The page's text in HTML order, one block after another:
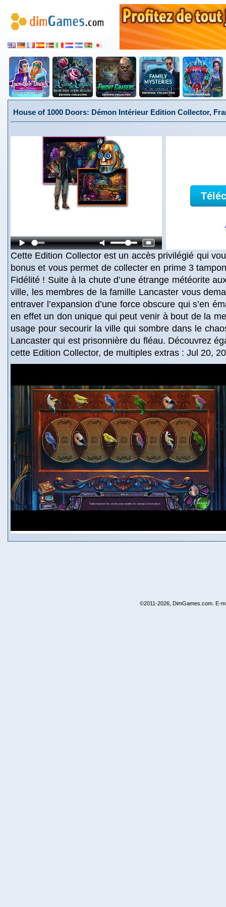
House of 1000 Doors: Démon Intérieur Edition Collector,
Cette Edition Collector est un accès privilégié qui
bonus et vous permet de collecter en prime 3
Fidélité ! Suite à la chute d’une étrange météorite
ville, les membres de la famille Lancaster vous
entraver l’expansion d’une force obscure qui s’en
en effet un don unique qui peut venir à bout de la
usage pour secourir la ville qui sombre dans le
Lancaster qui est prisonnière du fléau. Découvrez
cette Edition Collector, de multiples extras : Jul 20,
©2011-2026, DimGames.com. E-